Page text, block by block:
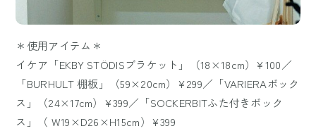
＊使用アイテム＊
イケア「EKBY STÖDISブラケット」（18×18cm）¥100／
「BURHULT 棚板」（59×20cm）¥299／「VARIERAボック
ス」（24×17cm）¥399／「SOCKERBITふた付きボック
ス」（ W19×D26×H15cm）¥399